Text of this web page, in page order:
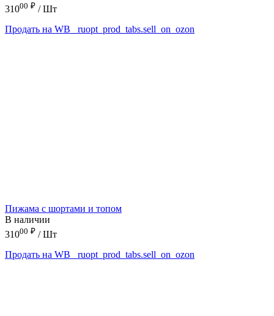
31000 ₽ / Шт
Продать на WB
_ruopt_prod_tabs.sell_on_ozon
Пижама с шортами и топом
В наличии
31000 ₽ / Шт
Продать на WB
_ruopt_prod_tabs.sell_on_ozon